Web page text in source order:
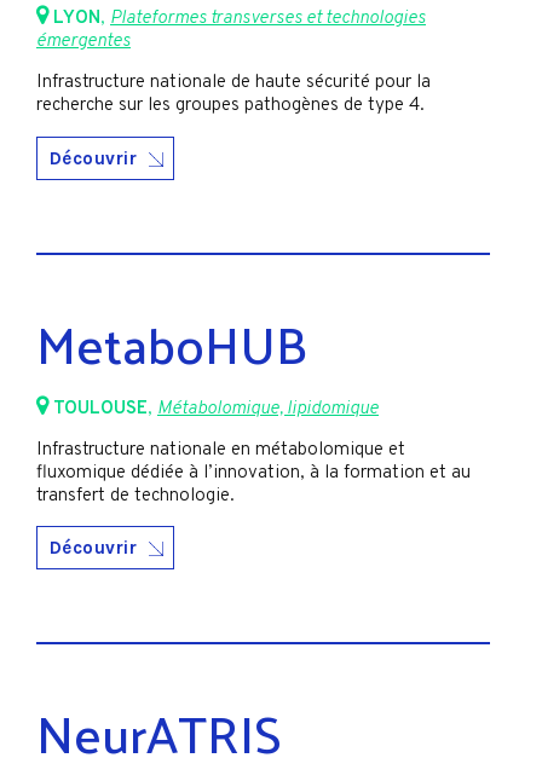
LYON, Plateformes transverses et technologies
émergentes
Infrastructure nationale de haute sécurité pour la
recherche sur les groupes pathogènes de type 4.
Découvrir
MetaboHUB
TOULOUSE, Métabolomique, lipidomique
Infrastructure nationale en métabolomique et
fluxomique dédiée à l’innovation, à la formation et au
transfert de technologie.
Découvrir
NeurATRIS